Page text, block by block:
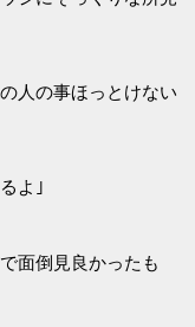
人の事ほっとけない
よ｣
面倒見良かったも